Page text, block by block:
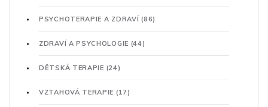
PSYCHOTERAPIE A ZDRAVÍ(86)
ZDRAVÍ A PSYCHOLOGIE (44)
DĚTSKÁ TERAPIE (24)
VZTAHOVÁ TERAPIE (17)